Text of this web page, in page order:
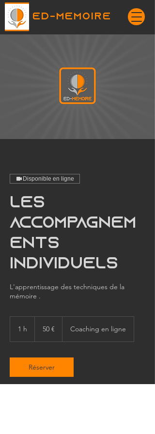
ED-MEMOIRE
Disponible en ligne
Les
accompagnem
ents
individuels
L'apprentissage des techniques de la
mémoire .
1 h 50 € Coaching en ligne
Réserver